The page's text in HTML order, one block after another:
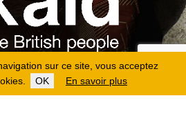
sur ce site, vous acceptez
OK En savoir plus